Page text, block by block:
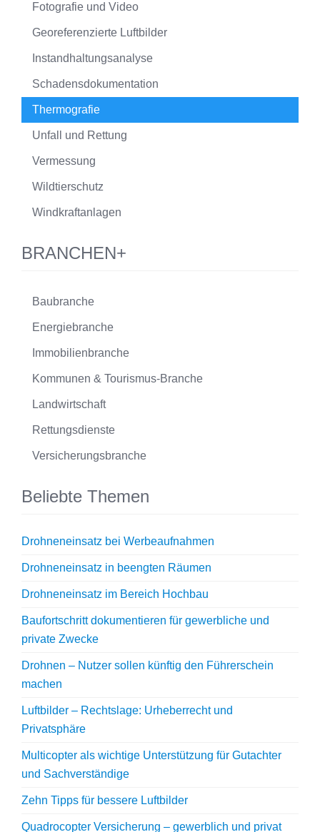
Fotografie und Video
Georeferenzierte Luftbilder
Instandhaltungsanalyse
Schadensdokumentation
Thermografie
Unfall und Rettung
Vermessung
Wildtierschutz
Windkraftanlagen
BRANCHEN+
Baubranche
Energiebranche
Immobilienbranche
Kommunen & Tourismus-Branche
Landwirtschaft
Rettungsdienste
Versicherungsbranche
Beliebte Themen
Drohneneinsatz bei Werbeaufnahmen
Drohneneinsatz in beengten Räumen
Drohneneinsatz im Bereich Hochbau
Baufortschritt dokumentieren für gewerbliche und
private Zwecke
Drohnen – Nutzer sollen künftig den Führerschein
machen
Luftbilder – Rechtslage: Urheberrecht und
Privatsphäre
Multicopter als wichtige Unterstützung für Gutachter
und Sachverständige
Zehn Tipps für bessere Luftbilder
Quadrocopter Versicherung – gewerblich und privat